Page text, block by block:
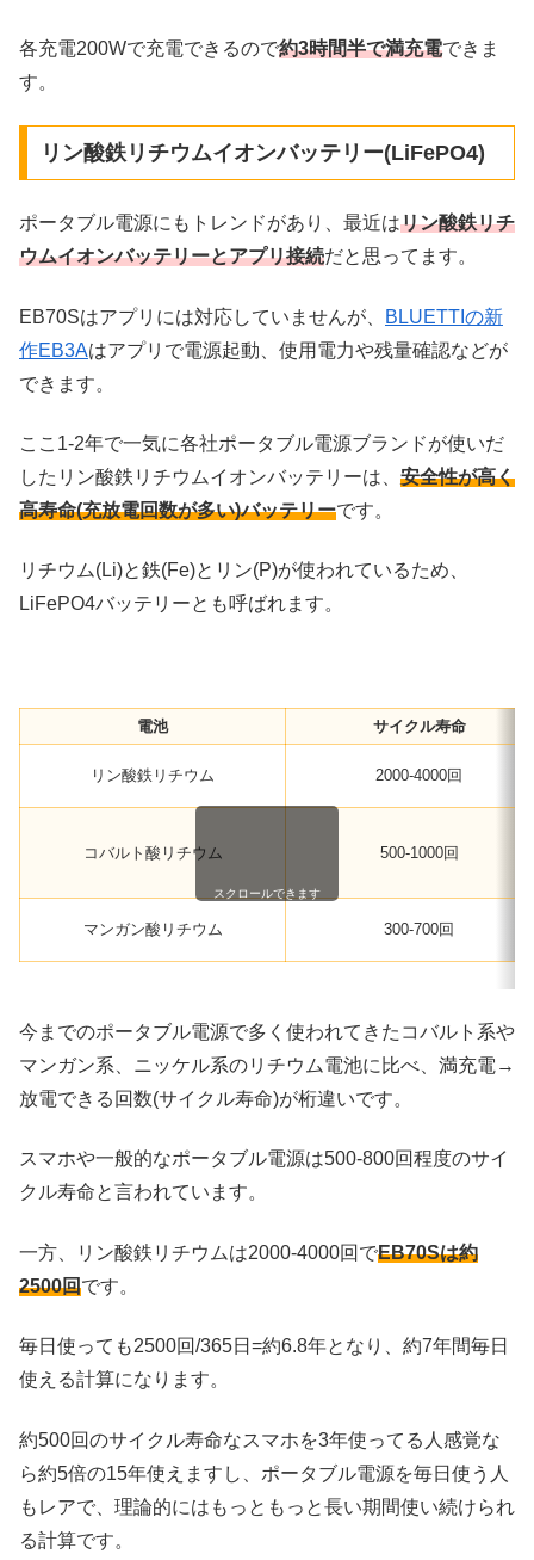
各充電200Wで充電できるので約3時間半で満充電できま
す。
リン酸鉄リチウムイオンバッテリー(LiFePO4)
ポータブル電源にもトレンドがあり、最近はリン酸鉄リチ
ウムイオンバッテリーとアプリ接続だと思ってます。
EB70Sはアプリには対応していませんが、
BLUETTIの新
作EB3Aはアプリで電源起動、使用電力や残量確認などが
できます。
ここ1-2年で一気に各社ポータブル電源ブランドが使いだ
したリン酸鉄リチウムイオンバッテリーは、 安全性が高く
高寿命(充放電回数が多い)バッテリーです。
リチウム(Li)と鉄(Fe)とリン(P)が使われているため、
LiFePO4バッテリーとも呼ばれます。
電池 サイクル寿命
リン酸鉄リチウム 2000-4000回
コバルト酸リチウム 500-1000回
マンガン酸リチウム 300-700回
スクロールできます
今までのポータブル電源で多く使われてきたコバルト系や
マンガン系、ニッケル系のリチウム電池に比べ、満充電→
放電できる回数(サイクル寿命)が桁違いです。
スマホや一般的なポータブル電源は500-800回程度のサイ
クル寿命と言われています。
一方、リン酸鉄リチウムは2000-4000回でEB70Sは約
2500回です。
毎日使っても2500回/365日=約6.8年となり、約7年間毎日
使える計算になります。
約500回のサイクル寿命なスマホを3年使ってる人感覚な
ら約5倍の15年使えますし、ポータブル電源を毎日使う人
もレアで、理論的にはもっともっと長い期間使い続けられ
る計算です。